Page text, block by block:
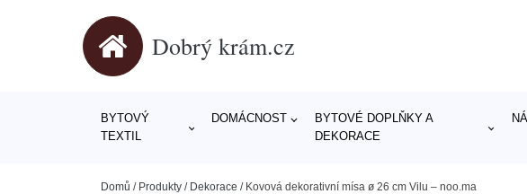
Dobrý krám.cz
BYTOVÝ
TEXTIL
DOMÁCNOST
BYTOVÉ DOPLŇKY A
DEKORACE
Domů / Produkty / Dekorace / Kovová dekorativní mísa ø 26 cm Vilu – noo.ma